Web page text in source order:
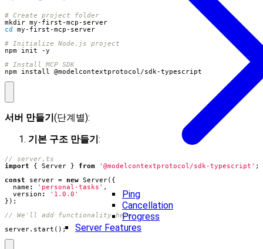
Ping
Cancellation
Progress
Server Features
# Create project folder
cd
# Initialize Node.js project
# Install MCP SDK
npm install @modelcontextprotocol/sdk-typescript
서버 만들기(단계별):
기본 구조 만들기:
import
{ Server } from '@modelcontextprotocol/sdk-typescript' ;
const
server = new Server({
name : 'personal-tasks' ,
version :
'1.0.0'
});
server. start ();